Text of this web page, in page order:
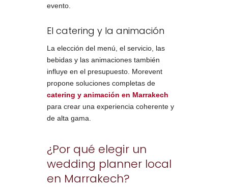
evento.
El catering y la animación
La elección del menú, el servicio, las
bebidas y las animaciones también
influye en el presupuesto. Morevent
propone soluciones completas de
catering y animación en Marrakech
para crear una experiencia coherente y
de alta gama.
¿Por qué elegir un
wedding planner local
en Marrakech?